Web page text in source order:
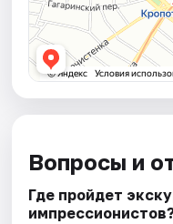
Вопросы и
Где пройдет